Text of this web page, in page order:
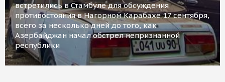
встретились в Стамбуле для обсуждения
противостояния в Нагорном Карабахе 17 сентября,
всего за несколько дней до того, как
Азербайджан начал обстрел непризнанной
республики